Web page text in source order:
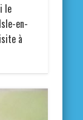
le
en-
à